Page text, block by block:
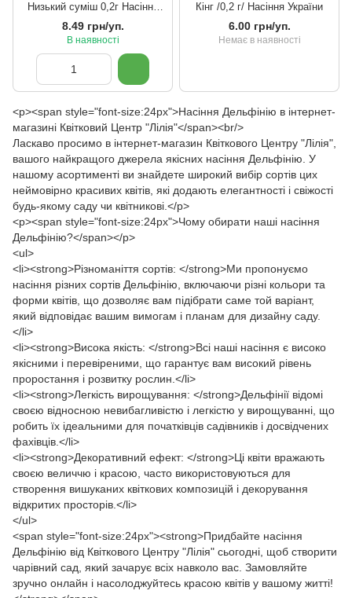
Низький суміш 0,2г Насіння
України
8.49 грн/уп.
В наявності
Кінг /0,2 г/ Насіння України
6.00 грн/уп.
Немає в наявності
<p><span style="font-size:24px">Насіння Дельфінію в інтернет-
магазині Квітковий Центр "Лілія"</span><br/>
Ласкаво просимо в інтернет-магазин Квіткового Центру "Лілія",
вашого найкращого джерела якісних насіння Дельфінію. У
нашому асортименті ви знайдете широкий вибір сортів цих
неймовірно красивих квітів, які додають елегантності і свіжості
будь-якому саду чи квітникові.</p>
<p><span style="font-size:24px">Чому обирати наші насіння
Дельфінію?</span></p>
<ul>
<li><strong>Різноманіття сортів: </strong>Ми пропонуємо
насіння різних сортів Дельфінію, включаючи різні кольори та
форми квітів, що дозволяє вам підібрати саме той варіант,
який відповідає вашим вимогам і планам для дизайну саду.
</li>
<li><strong>Висока якість: </strong>Всі наші насіння є високо
якісними і перевіреними, що гарантує вам високий рівень
проростання і розвитку рослин.</li>
<li><strong>Легкість вирощування: </strong>Дельфінії відомі
своєю відносною невибагливістю і легкістю у вирощуванні, що
робить їх ідеальними для початківців садівників і досвідчених
фахівців.</li>
<li><strong>Декоративний ефект: </strong>Ці квіти вражають
своєю величчю і красою, часто використовуються для
створення вишуканих квіткових композицій і декорування
відкритих просторів.</li>
</ul>
<span style="font-size:24px"><strong>Придбайте насіння
Дельфінію від Квіткового Центру "Лілія" сьогодні, щоб створити
чарівний сад, який зачарує всіх навколо вас. Замовляйте
зручно онлайн і насолоджуйтесь красою квітів у вашому житті!